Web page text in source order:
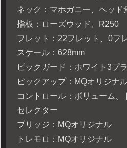
ネック：マホガニー、ヘッド
指板：ローズウッド、R250
フレット：22フレット、0フ
スケール：628mm
ピックガード：ホワイト3プ
ピックアップ：MQオリジナ
コントロール：ボリューム
セレクター
ブリッジ：MQオリジナル
トレモロ：MQオリジナル